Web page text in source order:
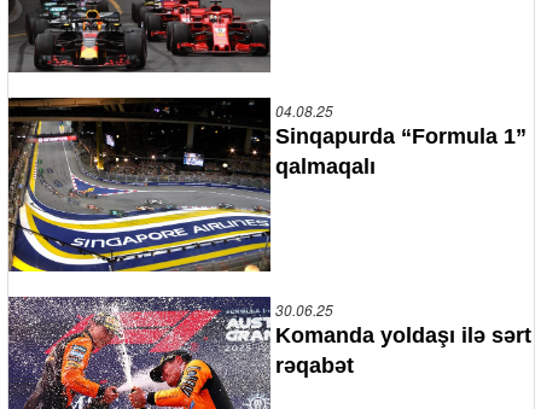
04.08.25
Sinqapurda “Formula 1”
qalmaqalı
30.06.25
Komanda yoldaşı ilə sərt
rəqabət